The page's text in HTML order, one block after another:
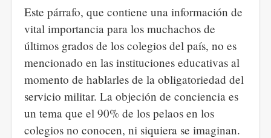
Este párrafo, que contiene una información de
vital importancia para los muchachos de
últimos grados de los colegios del país, no es
mencionado en las instituciones educativas al
momento de hablarles de la obligatoriedad del
servicio militar. La objeción de conciencia es
un tema que el 90% de los pelaos en los
colegios no conocen, ni siquiera se imaginan.